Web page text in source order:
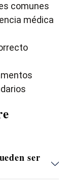
comunes
médica
ser